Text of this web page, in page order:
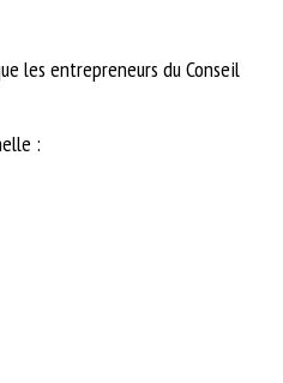
les entrepreneurs du Conseil
: